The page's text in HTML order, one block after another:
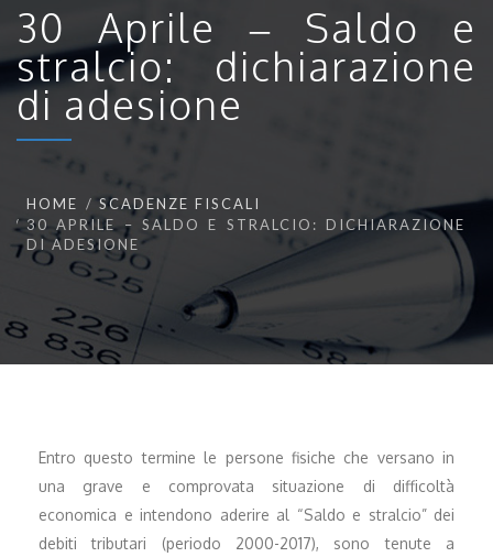
30 Aprile – Saldo e
stralcio: dichiarazione
di adesione
HOME
SCADENZE FISCALI
30 APRILE – SALDO E STRALCIO: DICHIARAZIONE
DI ADESIONE
Entro questo termine le persone fisiche che versano in
una grave e comprovata situazione di difficoltà
economica e intendono aderire al “Saldo e stralcio” dei
debiti tributari (periodo 2000-2017), sono tenute a